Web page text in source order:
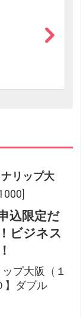
リップ大
込限定だ
ビジネス
プ大阪（１
】ダブル